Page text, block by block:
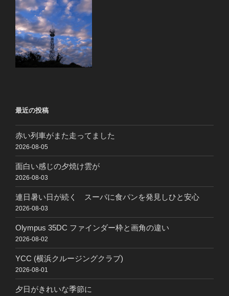
最近の投稿
赤い列車がまた走ってました
2026-08-05
面白い感じの夕焼け雲が
2026-08-03
連日暑い日が続く スーパに食パンを発見しひと安心
2026-08-03
Olympus 35DC ファインダー枠と画角の違い
2026-08-02
YCC (横浜クルージングクラブ)
2026-08-01
夕日がきれいな季節に